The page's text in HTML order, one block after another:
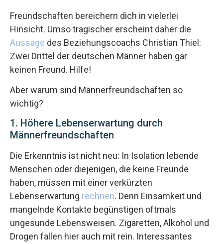
Freundschaften bereichern dich in vielerlei
Hinsicht. Umso tragischer erscheint daher die
Aussage des Beziehungscoachs Christian Thiel:
Zwei Drittel der deutschen Männer haben gar
keinen Freund. Hilfe!
Aber warum sind Männerfreundschaften so
wichtig?
1. Höhere Lebenserwartung durch
Männerfreundschaften
Die Erkenntnis ist nicht neu: In Isolation lebende
Menschen oder diejenigen, die keine Freunde
haben, müssen mit einer verkürzten
Lebenserwartung rechnen. Denn Einsamkeit und
mangelnde Kontakte begünstigen oftmals
ungesunde Lebensweisen. Zigaretten, Alkohol und
Drogen fallen hier auch mit rein. Interessantes